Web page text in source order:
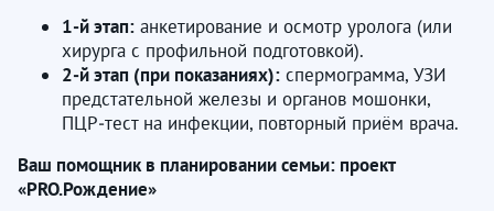
1‑й этап: анкетирование и осмотр уролога (или
хирурга с профильной подготовкой).
2‑й этап (при показаниях): спермограмма, УЗИ
предстательной железы и органов мошонки,
ПЦР‑тест на инфекции, повторный приём врача.
Ваш помощник в планировании семьи: проект
«PRO.Рождение»